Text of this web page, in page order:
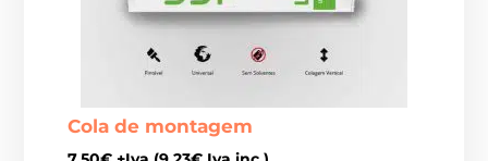
Cola de montagem